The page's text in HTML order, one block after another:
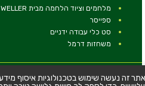
מלחמים וציוד הלחמה מבית WELLER
ספייסר
סט כלי עבודה ידניים
משחזות דרמל
© כל הזכויות שמורות -
זה נעשה שימוש בטכנולוגיות איסוף מידע